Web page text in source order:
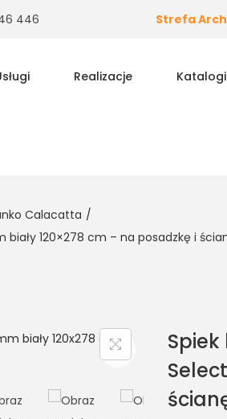
446 Strefa
Realizacje Katalogi
Calacatta /
120×278 cm – na posadzkę i